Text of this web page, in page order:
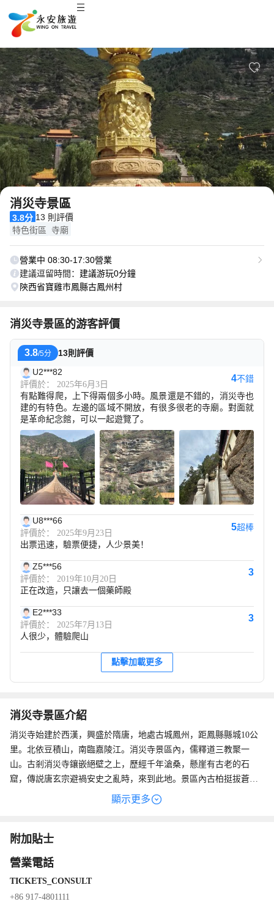
2/10
消災寺景區
3.8分 13 則評價
特色街區 寺廟
營業中 08:30-17:30營業
建議逗留時間： 建議游玩0分鐘
陝西省寶雞市鳳縣古鳳州村
消災寺景區的游客評價
3.8/5分
13則評價
U2***82
評價於： 2025年6月3日
4不錯
有點難得爬，上下得兩個多小時。風景還是不錯的，消災寺也
建的有特色。左邊的區域不開放，有很多很老的寺廟。對面就
是革命紀念館，可以一起遊覽了。
U8***66
評價於： 2025年9月23日
5超棒
出票迅速，驗票便捷，人少景美！
Z5***56
評價於： 2019年10月20日
3
正在改造，只讓去一個藥師殿
E2***33
評價於： 2025年7月13日
3
人很少，體驗爬山
點擊加載更多
消災寺景區介紹
消災寺始建於西漢，興盛於隋唐，地處古城鳳州，距鳳縣縣城10公
里。北依豆積山，南臨嘉陵江。消災寺景區內，儒釋道三教聚一
山。古剎消災寺鑲嵌絕壁之上，歷經千年滄桑，懸崖有古老的石
窟，傳説唐玄宗避禍安史之亂時，來到此地。景區內古柏挺拔蒼
翠，飛瀑如虹。景區內有賜福廣場，廣場上有音樂噴泉，還有江南
顯示更多
附加貼士
營業電話
TICKETS_CONSULT
+86 917-4801111